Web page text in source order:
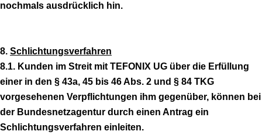
nochmals ausdrücklich hin.
8. Schlichtungsverfahren
8.1. Kunden im Streit mit TEFONIX UG über die Erfüllung
einer in den § 43a, 45 bis 46 Abs. 2 und § 84 TKG
vorgesehenen Verpflichtungen ihm gegenüber, können bei
der Bundesnetzagentur durch einen Antrag ein
Schlichtungsverfahren einleiten.